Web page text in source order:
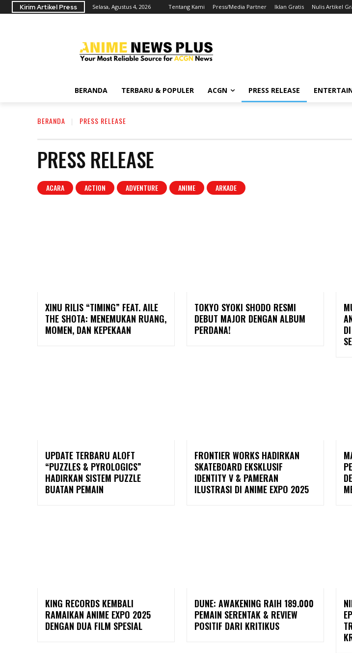
Kirim Artikel Press Selasa, Agustus 4, 2026 Tentang Kami Press/Media Partner Iklan Gratis Nulis Artikel
BERANDA TERBARU & POPULER ACGN PRESS RELEASE
BERANDA PRESS RELEASE
PRESS RELEASE
ACARA ACTION ADVENTURE ANIME ARKADE
XINU RILIS “TIMING” FEAT. AILE
THE SHOTA: MENEMUKAN RUANG,
MOMEN, DAN KEPEKAAN
TOKYO SYOKI SHODO RESMI
DEBUT MAJOR DENGAN ALBUM
PERDANA!
UPDATE TERBARU ALOFT
“PUZZLES & PYROLOGICS”
HADIRKAN SISTEM PUZZLE
BUATAN PEMAIN
FRONTIER WORKS HADIRKAN
SKATEBOARD EKSKLUSIF
IDENTITY V & PAMERAN
ILUSTRASI DI ANIME EXPO 2025
KING RECORDS KEMBALI
RAMAIKAN ANIME EXPO 2025
DENGAN DUA FILM SPESIAL
DUNE: AWAKENING RAIH 189.000
PEMAIN SERENTAK & REVIEW
POSITIF DARI KRITIKUS